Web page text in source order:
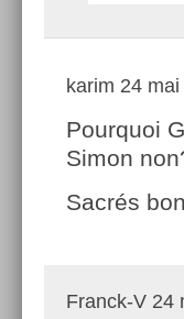
karim 24
Pourquoi
Simon
Sacrés
Franck-V 24